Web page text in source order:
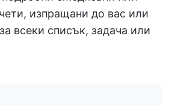
изпращани до вас или
всеки списък, задача или